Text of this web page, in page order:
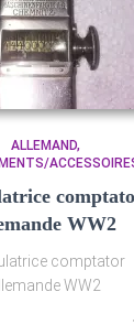
ALLEMAND
WW2
comptator
WW2